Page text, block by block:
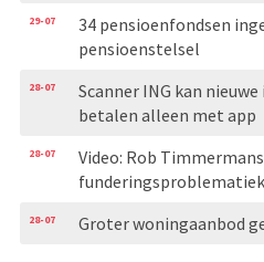
29-07
34 pensioenfondsen
pensioenstelsel
28-07
Scanner ING kan
betalen alleen met app
28-07
Video: Rob
funderingsproblematiek
28-07 Groter woningaanbod